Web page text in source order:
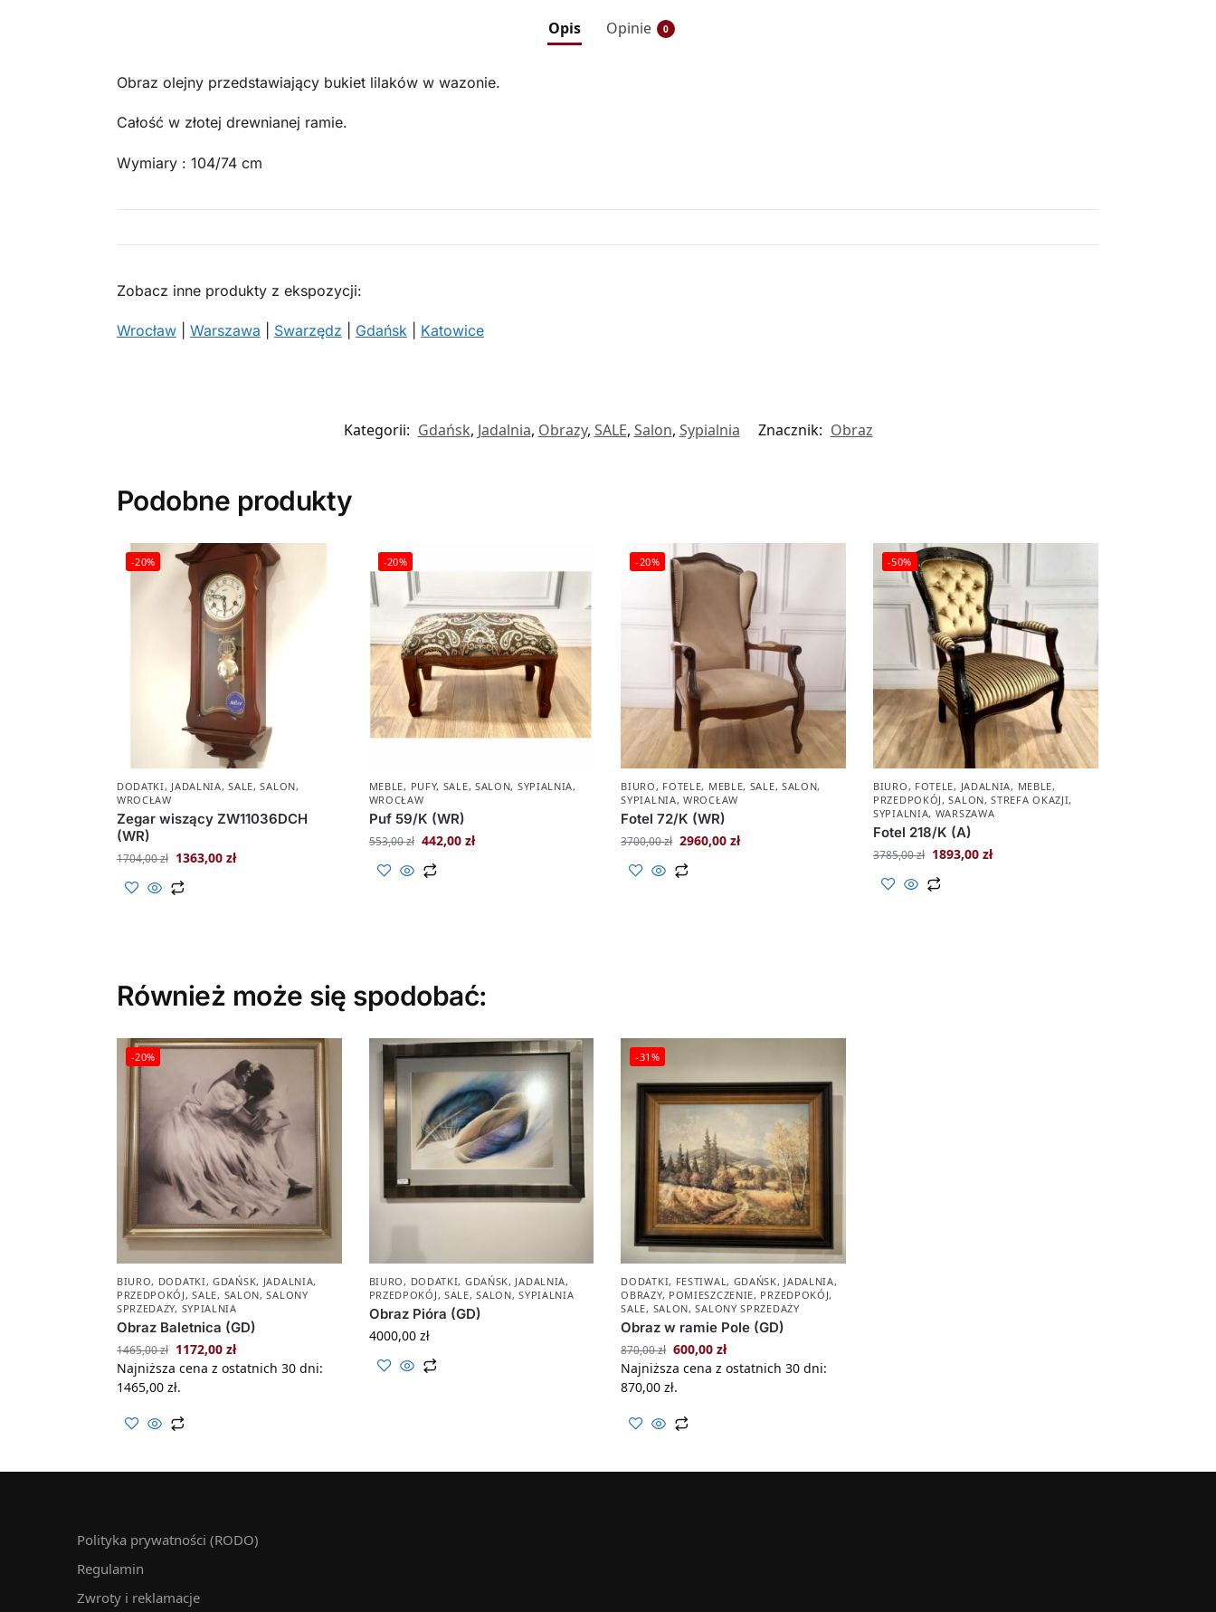
Opis Opinie 0
Obraz olejny przedstawiający bukiet lilaków w wazonie.
Całość w złotej drewnianej ramie.
Wymiary : 104/74 cm
Zobacz inne produkty z ekspozycji:
Wrocław| Warszawa Swarzędz Gdańsk| Katowice
Kategorii: Gdańsk, Jadalnia, Obrazy, SALE, Salon, Sypialnia Znacznik: Obraz
Podobne produkty
-20%
DODATKI, JADALNIA,SALE,SALON,
WROCŁAW
Zegar wiszący ZW11036DCH
(WR)
1704,00zł 1363,00 zł
-20%
MEBLE, PUFY, SALE, SALON, SYPIALNIA,
WROCŁAW
Puf 59/K (WR)
553,00zł 442,00 zł
-20%
BIURO, FOTELE, MEBLE, SALE, SALON,
SYPIALNIA,WROCŁAW
Fotel 72/K (WR)
3700,00zł 2960,00zł
-50%
BIURO, FOTELE, JADALNIA, MEBLE,
PRZEDPOKÓJ,SALON,STREFA OKAZJI,
SYPIALNIA, WARSZAWA
Fotel 218/K (A)
3785,00zł 1893,00zł
Również może się spodobać:
-20%
BIURO, DODATKI,GDAŃSK, JADALNIA,
PRZEDPOKÓJ ,SALE, SALON,SALONY
SPRZEDAŻY, SYPIALNIA
Obraz Baletnica (GD)
1465,00zł 1172,00 zł
Najniższa cena z ostatnich 30 dni:
1465,00 zł.
BIURO , DODATKI, GDAŃSK, JADALNIA,
PRZEDPOKÓJ , SALE,SALON,SYPIALNIA
Obraz Pióra (GD)
4000,00 zł
-31%
DODATKI, FESTIWAL , GDAŃSK, JADALNIA,
OBRAZY, POMIESZCZENIE, PRZEDPOKÓJ,
SALE, SALON,SALONY SPRZEDAŻY
Obraz w ramie Pole (GD)
870,00zł 600,00zł
Najniższa cena z ostatnich 30 dni:
870,00zł.
Polityka prywatności (RODO)
Regulamin
Zwroty i reklamacje